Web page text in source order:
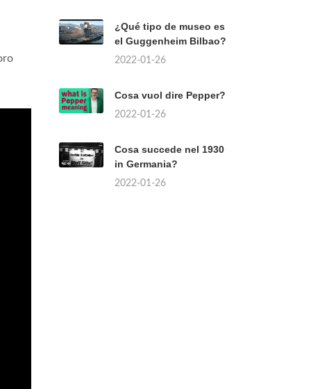
¿Qué tipo de museo es
el Guggenheim Bilbao?
2022-01-26
Cosa vuol dire Pepper?
2022-01-26
Cosa succede nel 1930
in Germania?
2022-01-26